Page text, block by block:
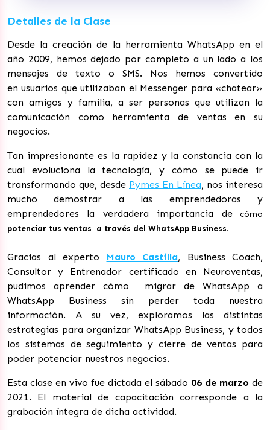
Detalles de la Clase
Desde la creación de la herramienta WhatsApp en el
año 2009, hemos dejado por completo a un lado a los
mensajes de texto o SMS. Nos hemos convertido
en usuarios que utilizaban el Messenger para «chatear»
con amigos y familia, a ser personas que utilizan la
comunicación como herramienta de ventas en su
negocios.
Tan impresionante es la rapidez y la constancia con la
cual evoluciona la tecnología, y cómo se puede ir
transformando que, desde Pymes En Línea, nos interesa
mucho demostrar a las emprendedoras y
emprendedores la verdadera importancia decómo
potenciar tus ventas a través del WhatsApp Business.
Gracias al experto Mauro Castilla, Business Coach,
Consultor y Entrenador certificado en Neuroventas,
pudimos aprender cómo migrar de WhatsApp a
WhatsApp Business sin perder toda nuestra
información. A su vez, exploramos las distintas
estrategias para organizar WhatsApp Business, y todos
los sistemas de seguimiento y cierre de ventas para
poder potenciar nuestros negocios.
Esta clase en vivo fue dictada el sábado 06 de marzo de
2021. El material de capacitación corresponde a la
grabación íntegra de dicha actividad.